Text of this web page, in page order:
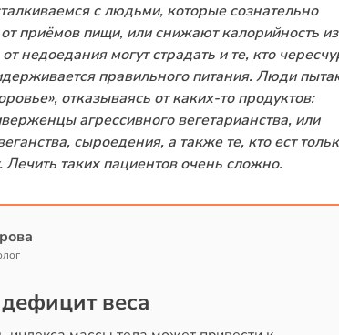
с людьми, которые сознательно
приёмов пищи, или снижают калорийность
недоедания могут страдать и те, кто
правильного питания. Люди
отказываясь от каких-то продуктов:
агрессивного вегетарианства, или
сыроедения, а также те, кто ест
таких пациентов очень сложно.
веса